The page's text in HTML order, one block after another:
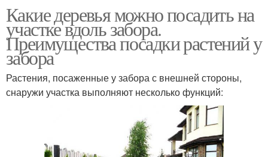
Какие деревья можно посадить на
участке вдоль забора.
Преимущества посадки растений у
забора
Растения, посаженные у забора с внешней стороны,
снаружи участка выполняют несколько функций: